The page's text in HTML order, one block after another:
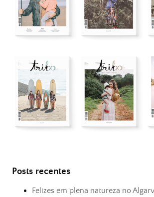
Posts recentes
Felizes em plena natureza no